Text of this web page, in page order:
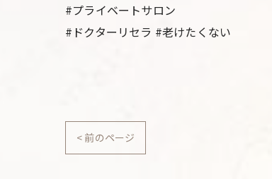
#プライベートサロン
#ドクターリセラ #老けたくない
< 前のページ